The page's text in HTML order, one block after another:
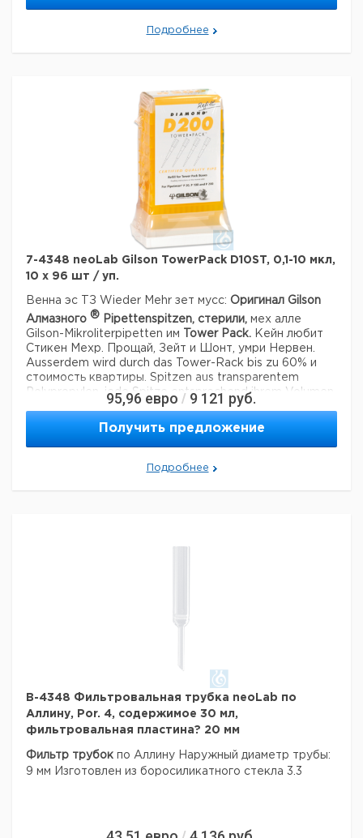
точности и, следовательно, являются экономичным
решением для всех стандартных применений.
равномерное распределение температуры
изготовлен из нержавеющей стали
регулируемая скорость вентилятора
Дополнительные функции могут быть заказаны
программируемый регулятор температуры
Компьютерное программное обеспечение (Windows) для
мониторинга, передачи и записи данных (до 8 ПК)
гудок
Подробнее
7-4348 neoLab Gilson TowerPack D10ST, 0,1-10 мкл,
10 x 96 шт / уп.
Венна эс ТЗ Wieder Mehr зет мусс: Оригинал Gilson
Алмазного ® Pipettenspitzen, стерили, мех алле
Gilson-Mikroliterpipetten им
Tower Pack. Кейн любит
Стикен Мехр. Прощай, Зейт и Шонт, умри Нервен.
Ausserdem wird durch das Tower-Rack bis zu 60% и
стоимость квартиры. Spitzen aus transparentem
Polypropylen, jede Spitze entsprechend ihrem Volumen
and zwei Stellen markiert.
TOWERPACK ™, стерильный Nachfullsystem меховой
DNasen, DNA, RNA, ATP.Все подносы в einer
95,96 евро / 9 121 руб.
Получить предложение
Подробнее
B-4348 Фильтровальная трубка neoLab по
Аллину, Por. 4, содержимое 30 мл,
фильтровальная пластина? 20 мм
Фильтр трубок по Аллину Наружный диаметр трубы:
9 мм
Изготовлен из боросиликатного стекла 3.3